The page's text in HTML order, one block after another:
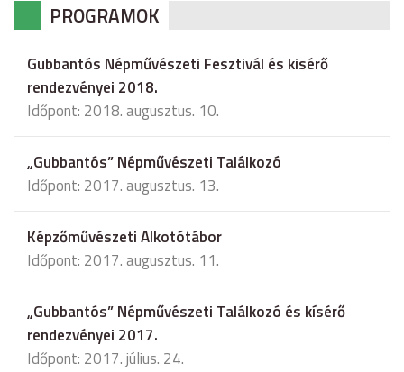
PROGRAMOK
Gubbantós Népművészeti Fesztivál és kisérő
rendezvényei 2018.
Időpont: 2018. augusztus. 10.
„Gubbantós” Népművészeti Találkozó
Időpont: 2017. augusztus. 13.
Képzőművészeti Alkotótábor
Időpont: 2017. augusztus. 11.
„Gubbantós” Népművészeti Találkozó és kísérő
rendezvényei 2017.
Időpont: 2017. július. 24.